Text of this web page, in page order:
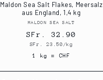
Maldon Sea Salt Flakes, Meersalz
aus England, 1,4 kg
Anbieter:
MALDON SEA SALT
Normaler
Preis
SFr. 32.90
Grundpreis
SFr. 23.50/kg
1 kg = CHF